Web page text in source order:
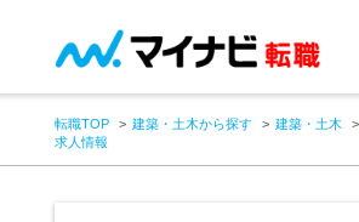
転職TOP 建築・土木から探す
建築・土木
求人情報